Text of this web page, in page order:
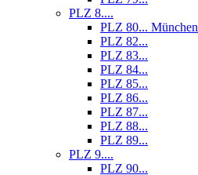
PLZ 8....
PLZ 80... München
PLZ 82...
PLZ 83...
PLZ 84...
PLZ 85...
PLZ 86...
PLZ 87...
PLZ 88...
PLZ 89...
PLZ 9....
PLZ 90...